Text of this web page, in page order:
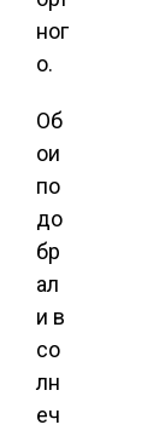
ног
о.
Об
ои
по
до
бр
ал
и в
со
лн
еч